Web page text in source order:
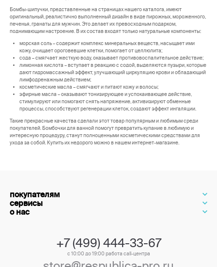
Бомбы-шипучки, представленные на страницах нашего каталога, имеют
оригинальный, реалистично выполненный дизайн в виде пирожных, мороженного,
печенья, гранаты для мужчин. Это делает их превосходным подарком,
поднимающим настроение. В их состав входят только натуральные компоненты:
морская соль – содержит комплекс минеральных веществ, насыщает ими
кожу, очищает ороговевшие клетки, помогает от целлюлита;
сода – смягчает жесткую воду, оказывает противовоспалительное действие;
лимонная кислота – вступает в реакцию с содой, выделяются пузыри, которые
дают гидромассажный эффект, улучшающий циркуляцию крови и обладающий
лимфодренажным действием;
косметические масла – смягчают и питают кожу и волосы;
эфирные масла – оказывают тонизирующее и успокаивающее действие,
стимулируют или помогают снять напряжение, активизируют обменные
процессы, способствуют регенерации клеток, создают эффект ингаляции.
Такие прекрасные качества сделали этот товар популярным и любимым среди
покупателей. Бомбочки для ванной помогут превратить купание в любимую и
интересную процедуру, станут полноценными косметическими средствами для
ухода за собой. Купить их недорого можно в нашем интернет-магазине.
покупателям
сервисы
о нас
+7 (499) 444-33-67
с 10:00 до 19:00 работа call-центра